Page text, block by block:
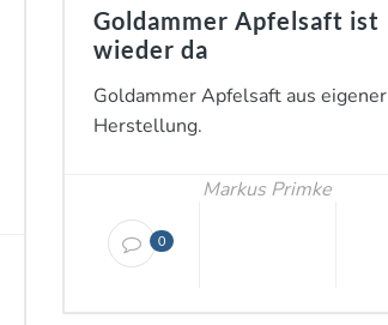
Goldammer Apfelsaft ist
wieder da
Goldammer Apfelsaft aus eigener
Herstellung.
0
Markus Primke